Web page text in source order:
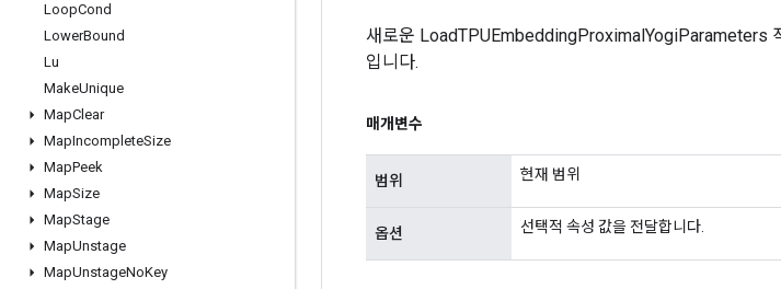
LoopCond
LowerBound
Lu
MakeUnique
MapClear
MapIncompleteSize
MapPeek
MapSize
MapStage
MapUnstage
MapUnstageNoKey
새로운 LoadTPUEmbeddingProximalYogiParameters
입니다.
매개변수
범위 현재 범위
옵션 선택적 속성 값을 전달합니다.